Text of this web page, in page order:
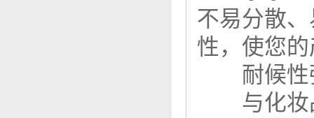
不易分散
性，使您
耐候性
与化妆